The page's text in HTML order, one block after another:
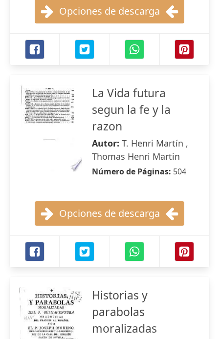
Opciones de descarga
La Vida futura
segun la fe y la
razon
Autor: T. Henri Martín ,
Thomas Henri Martin
Número de Páginas: 504
Opciones de descarga
Historias y
parabolas
moralizadas